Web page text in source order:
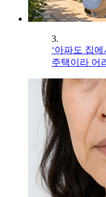
3.
‘아파도 집
주택이라 어